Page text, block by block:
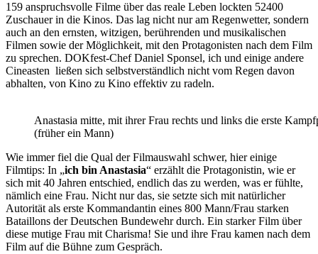
159 anspruchsvolle Filme über das reale Leben lockten 52400
Zuschauer in die Kinos. Das lag nicht nur am Regenwetter, sondern
auch an den ernsten, witzigen, berührenden und musikalischen
Filmen sowie der Möglichkeit, mit den Protagonisten nach dem Film
zu sprechen. DOKfest-Chef Daniel Sponsel, ich und einige andere
Cineasten ließen sich selbstverständlich nicht vom Regen davon
abhalten, von Kino zu Kino effektiv zu radeln.
Anastasia mitte, mit ihrer Frau rechts und links die erste
(früher ein Mann)
Wie immer fiel die Qual der Filmauswahl schwer, hier einige
Filmtips: In „ich bin Anastasia“ erzählt die Protagonistin, wie er
sich mit 40 Jahren entschied, endlich das zu werden, was er fühlte,
nämlich eine Frau. Nicht nur das, sie setzte sich mit natürlicher
Autorität als erste Kommandantin eines 800 Mann/Frau starken
Bataillons der Deutschen Bundewehr durch. Ein starker Film über
diese mutige Frau mit Charisma! Sie und ihre Frau kamen nach dem
Film auf die Bühne zum Gespräch.